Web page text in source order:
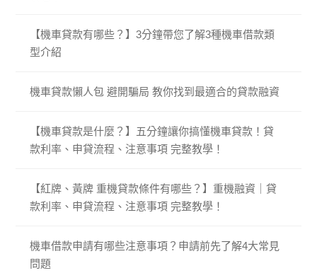
【機車貸款有哪些？】3分鐘帶您了解3種機車借款類
型介紹
機車貸款懶人包 避開騙局 教你找到最適合的貸款融資
【機車貸款是什麼？】五分鐘讓你搞懂機車貸款！貸
款利率、申貸流程、注意事項 完整教學！
【紅牌、黃牌 重機貸款條件有哪些？】重機融資｜貸
款利率、申貸流程、注意事項 完整教學！
機車借款申請有哪些注意事項？申請前先了解4大常見
問題